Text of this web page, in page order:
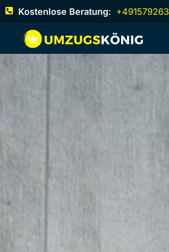
Kostenlose Beratung: